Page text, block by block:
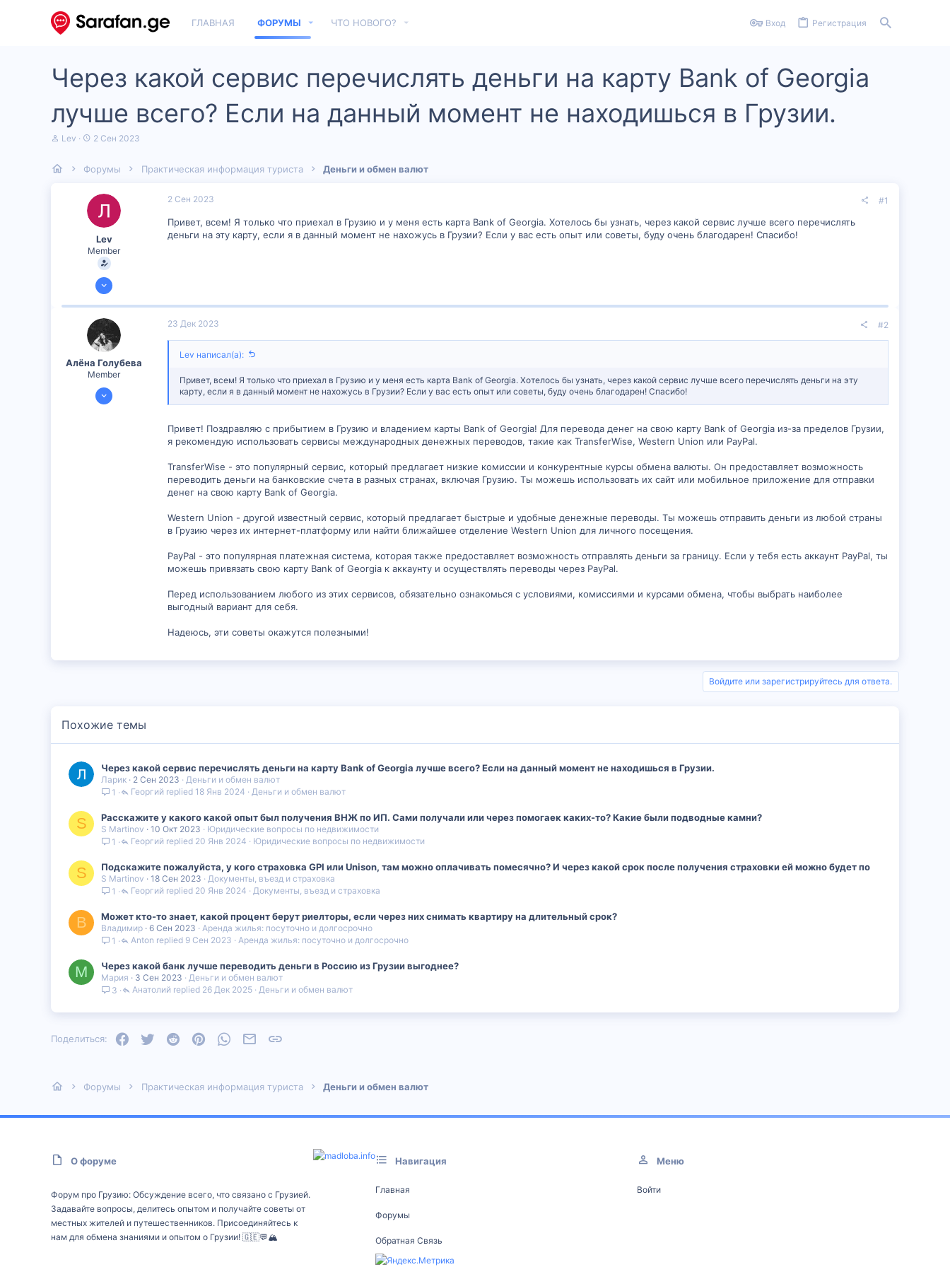
ГЛАВНАЯ ФОРУМЫ ЧТО НОВОГО? Вход Регистрация
Через какой сервис перечислять деньги на карту Bank of Georgia
лучше всего? Если на данный момент не находишься в Грузии.
А
о
Lev
Д
а
а
л
а
2 Сен 2023
Форумы Практическая информация туриста Деньги и обмен валют
Lev
Member
2 Сен 2023
2 Сен 2023 #1
Привет, всем! Я только что приехал в Грузию и у меня есть карта Bank of Georgia. Хотелось бы узнать, через какой сервис лучше всего перечислять
деньги на эту карту, если я в данный момент не нахожусь в Грузии? Если у вас есть опыт или советы, буду очень благодарен! Спасибо!
Алëна Голубева
Member
20 Дек 2023
23 Дек 2023 #2
Lev написал(а):
Привет, всем! Я только что приехал в Грузию и у меня есть карта Bank of Georgia. Хотелось бы узнать, через какой сервис лучше всего перечислять деньги на эту
карту, если я в данный момент не нахожусь в Грузии? Если у вас есть опыт или советы, буду очень благодарен! Спасибо!
Привет! Поздравляю с прибытием в Грузию и владением карты Bank of Georgia! Для перевода денег на свою карту Bank of Georgia из-за пределов Грузии,
я рекомендую использовать сервисы международных денежных переводов, такие как TransferWise, Western Union или PayPal.
TransferWise - это популярный сервис, который предлагает низкие комиссии и конкурентные курсы обмена валюты. Он предоставляет возможность
переводить деньги на банковские счета в разных странах, включая Грузию. Ты можешь использовать их сайт или мобильное приложение для отправки
денег на свою карту Bank of Georgia.
Western Union - другой известный сервис, который предлагает быстрые и удобные денежные переводы. Ты можешь отправить деньги из любой страны
в Грузию через их интернет-платформу или найти ближайшее отделение Western Union для личного посещения.
PayPal - это популярная платежная система, которая также предоставляет возможность отправлять деньги за границу. Если у тебя есть аккаунт PayPal, ты
можешь привязать свою карту Bank of Georgia к аккаунту и осуществлять переводы через PayPal.
Перед использованием любого из этих сервисов, обязательно ознакомься с условиями, комиссиями и курсами обмена, чтобы выбрать наиболее
выгодный вариант для себя.
Надеюсь, эти советы окажутся полезными!
Войдите или зарегистрируйтесь для ответа.
Похожие темы
Через какой сервис перечислять деньги на карту Bank of Georgia лучше всего? Если на данный момент не находишься в Грузии.
Ларик 2 Сен 2023
Деньги и обмен валют
1
Деньги и обмен валют
18 Янв 2024
Георгий
S Расскажите у какого какой опыт был получения ВНЖ по ИП. Сами получали или через помогаек каких-то? Какие были подводные камни?
S Martinov 10 Окт 2023
Юридические вопросы по недвижимости
1
Юридические вопросы по недвижимости
20 Янв 2024
Георгий
S Подскажите пожалуйста, у кого страховка GPI или Unison, там можно оплачивать помесячно? И через какой срок после получения страховки ей можно будет по
S Martinov 18 Сен 2023
Документы, въезд и страховка
1
Документы, въезд и страховка
20 Янв 2024
Георгий
В Может кто-то знает, какой процент берут риелторы, если через них снимать квартиру на длительный срок?
Владимир 6 Сен 2023
Аренда жилья: посуточно и долгосрочно
1
Аренда жилья: посуточно и долгосрочно
9 Сен 2023
Anton
М Через какой банк лучше переводить деньги в Россию из Грузии выгоднее?
Мария 3 Сен 2023
Деньги и обмен валют
3
Деньги и обмен валют
26 Дек 2025
Анатолий
Поделиться: Facebook
Twitter Reddit PinterestWhatsAppЭлектронная почта
Форумы Практическая информация туриста Деньги и обмен валют
О форуме
Форум про Грузию: Обсуждение всего, что связано с Грузией.
Задавайте вопросы, делитесь опытом и получайте советы от
местных жителей и путешественников. Присоединяйтесь к
нам для обмена знаниями и опытом о Грузии! 🇬🇪💬🏔️
Навигация
Главная
Форумы
Обратная Связь
Меню
Войти